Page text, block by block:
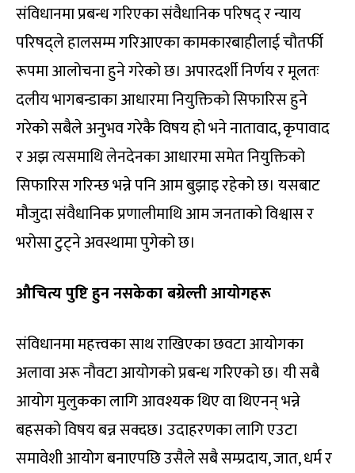
संविधानमा प्रबन्ध गरिएका संवैधानिक परिषद् र न्याय
परिषद्‌ले हालसम्म गरिआएका कामकारबाहीलाई चौतर्फी
रूपमा आलोचना हुने गरेको छ। अपारदर्शी निर्णय र मूलतः
दलीय भागबन्डाका आधारमा नियुक्तिको सिफारिस हुने
गरेको सबैले अनुभव गरेकै विषय हो भने नातावाद, कृपावाद
र अझ त्यसमाथि लेनदेनका आधारमा समेत नियुक्तिको
सिफारिस गरिन्छ भन्ने पनि आम बुझाइ रहेको छ। यसबाट
मौजुदा संवैधानिक प्रणालीमाथि आम जनताको विश्वास र
भरोसा टुट्ने अवस्थामा पुगेको छ।
औचित्य पुष्टि हुन नसकेका बग्रेल्ती आयोगहरू
संविधानमा महत्त्वका साथ राखिएका छवटा आयोगका
अलावा अरू नौवटा आयोगको प्रबन्ध गरिएको छ। यी सबै
आयोग मुलुकका लागि आवश्यक थिए वा थिएनन् भन्ने
बहसको विषय बन्न सक्दछ। उदाहरणका लागि एउटा
समावेशी आयोग बनाएपछि उसैले सबै सम्प्रदाय, जात, धर्म र